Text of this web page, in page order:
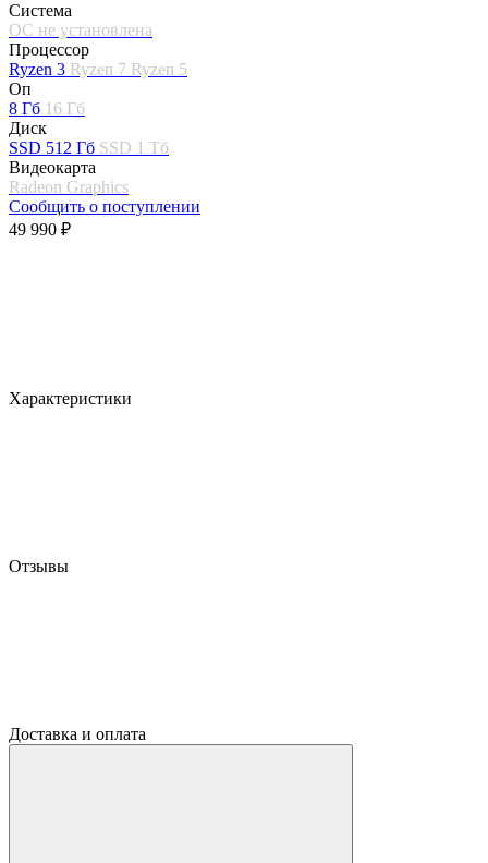
Система
ОС не установлена
Процессор
Ryzen 3 Ryzen 7 Ryzen 5
Оп
8 Гб 16 Гб
Диск
SSD 512 Гб SSD 1 Тб
Видеокарта
Radeon Graphics
Сообщить о поступлении
49 990 ₽
Характеристики
Отзывы
Доставка и оплата